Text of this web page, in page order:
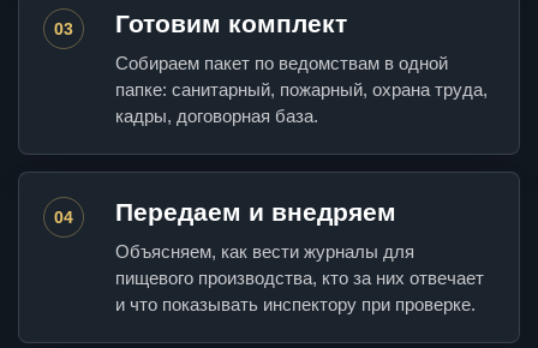
03 Готовим комплект
Собираем пакет по ведомствам в одной
папке: санитарный, пожарный, охрана труда,
кадры, договорная база.
04 Передаем и внедряем
Объясняем, как вести журналы для
пищевого производства, кто за них отвечает
и что показывать инспектору при проверке.